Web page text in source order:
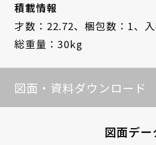
積載情報
才数：22.72、 梱包数：1、
総重量：30kg
図面・資料ダウンロード
図面デー